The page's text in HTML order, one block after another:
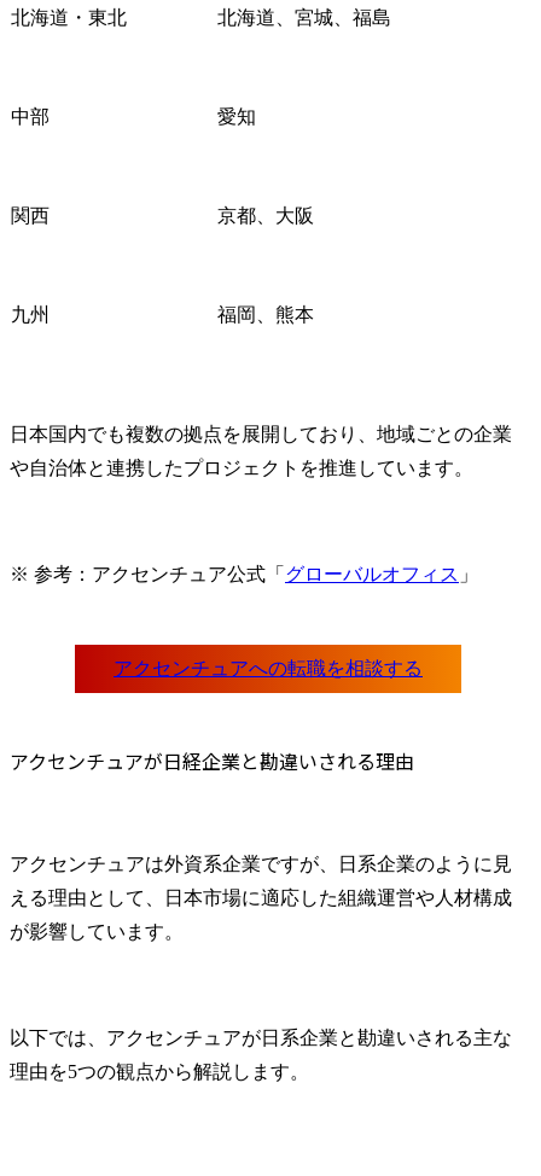
北海道・東北 北海道、宮城、福島
中部 愛知
関西 京都、大阪
九州 福岡、熊本
日本国内でも複数の拠点を展開しており、地域ごとの企業
や自治体と連携したプロジェクトを推進しています。
※ 参考：アクセンチュア公式「 グローバルオフィス 」
アクセンチュアが日経企業と勘違いされる理由
アクセンチュアは外資系企業ですが、日系企業のように見
える理由として、日本市場に適応した組織運営や人材構成
が影響しています。
以下では、アクセンチュアが日系企業と勘違いされる主な
理由を5つの観点から解説します。